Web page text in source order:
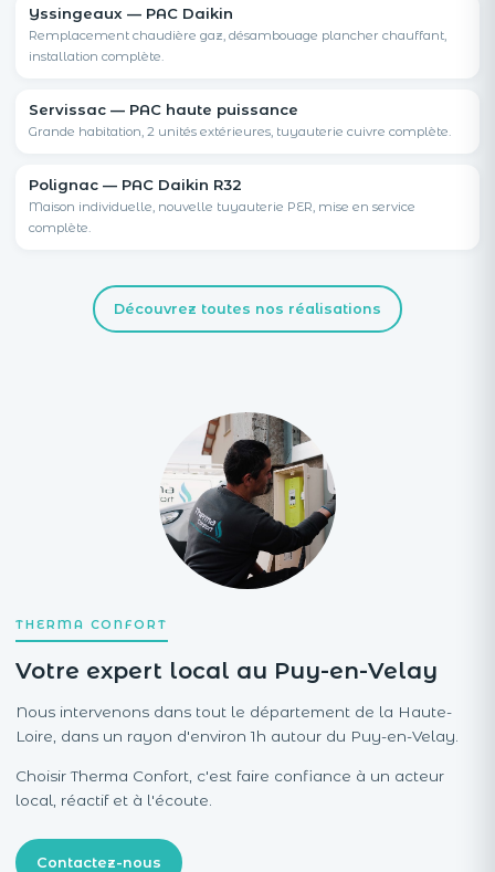
PAC
Yssingeaux — PAC Daikin
Remplacement chaudière gaz, désambouage plancher chauffant,
installation complète.
PAC
Servissac — PAC haute puissance
Grande habitation, 2 unités extérieures, tuyauterie cuivre complète.
PAC
Polignac — PAC Daikin R32
Maison individuelle, nouvelle tuyauterie PER, mise en service
complète.
Découvrez toutes nos réalisations
THERMA CONFORT
Votre expert local au Puy-en-Velay
Nous intervenons dans tout le département de la Haute-
Loire, dans un rayon d'environ 1h autour du Puy-en-Velay.
Choisir Therma Confort, c'est faire confiance à un acteur
local, réactif et à l'écoute.
Contactez-nous